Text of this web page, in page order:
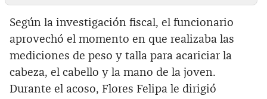
Según la investigación fiscal, el funcionario
aprovechó el momento en que realizaba las
mediciones de peso y talla para acariciar la
cabeza, el cabello y la mano de la joven.
Durante el acoso, Flores Felipa le dirigió